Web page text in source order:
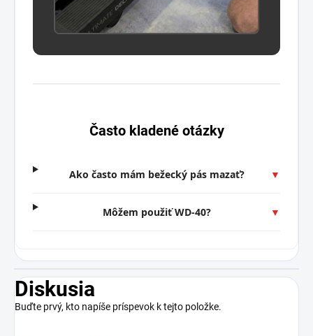
Často kladené otázky
Ako často mám bežecký pás mazať? ▼
Môžem použiť WD-40? ▼
Diskusia
Buďte prvý, kto napíše príspevok k tejto položke.